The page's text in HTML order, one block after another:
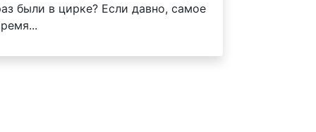
были в цирке? Если давно, самое